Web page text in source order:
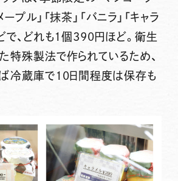
ープル」「抹茶」「バニラ」「キャラ
どで、どれも1個390円ほど。衛生
特殊製法で作られているため、
冷蔵庫で10日間程度は保存も